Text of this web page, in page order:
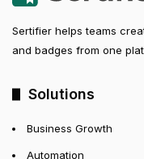
Sertifier helps teams
and badges from one
Solutions
Business Growth
Automation